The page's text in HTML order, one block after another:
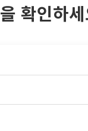
을 확인하